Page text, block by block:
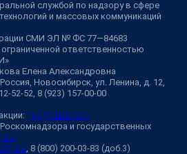
службой по надзору в сфере
и массовых коммуникаций
СМИ ЭЛ № ФС 77—84683
ответственностью
Елена Александровна
Новосибирск, ул. Ленина, д. 12,
52-52, 8 (923) 157-00-00
ngs@shkulev.ru
и государственных
, 8 (800) 200-03-83 (доб.3)